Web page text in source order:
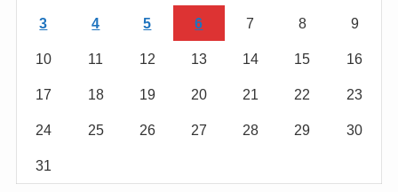
3 4 5 6 7 8 9
10 11 12 13 14 15 16
17 18 19 20 21 22 23
24 25 26 27 28 29 30
31